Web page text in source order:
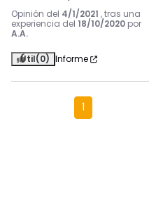
Opinión del 4/1/2021 , tras una
experiencia del 18/10/2020 por
A.A.
Útil(0) Informe
1